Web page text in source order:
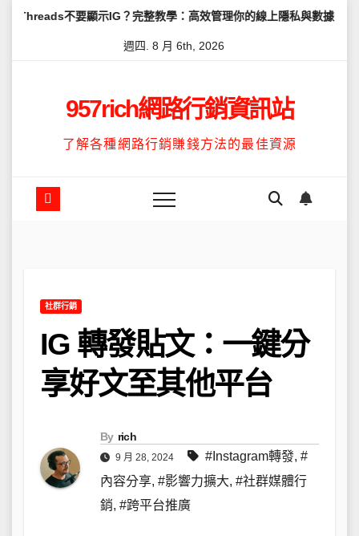
SkipIG？完整教學：高效管理你的線上隱私與數據安全 怎麼讓
週四. 8 月 6th, 2026
957rich網路行銷資訊站
了解各種網路行銷賺錢方法的最佳資源
社群行銷
IG 轉發貼文：一鍵分
享好文至其他平台
By rich
9 月 28, 2024 #Instagram轉發, #
內容分享, #影響力擴大, #社群媒體行
銷, #跨平台推廣